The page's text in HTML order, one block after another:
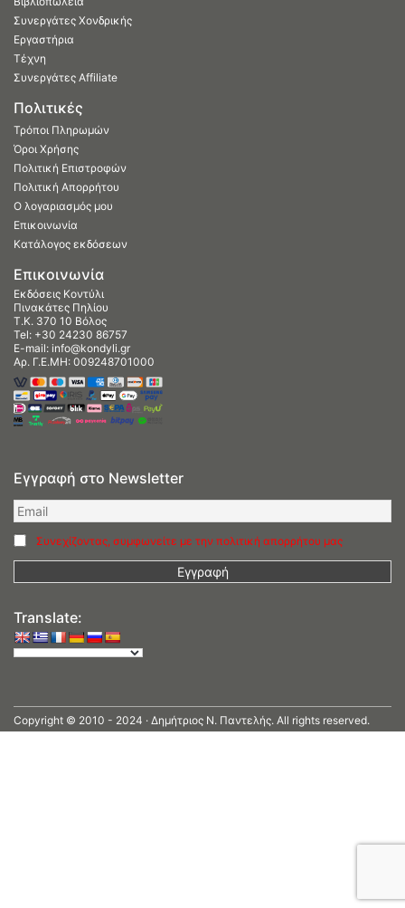
Συνεργάτες Χονδρικής
Εργαστήρια
Τέχνη
Συνεργάτες Affiliate
Πολιτικές
Τρόποι Πληρωμών
Όροι Χρήσης
Πολιτική Επιστροφών
Πολιτική Απορρήτου
Ο λογαριασμός μου
Επικοινωνία
Κατάλογος εκδόσεων
Επικοινωνία
Εκδόσεις Κοντύλι
Πινακάτες Πηλίου
Τ.Κ. 370 10 Βόλος
Tel: +30 24230 86757
E-mail: info@kondyli.gr
Αρ. Γ.Ε.ΜΗ: 009248701000
Εγγραφή στο Newsletter
Συνεχίζοντας, συμφωνείτε με την πολιτική απορρήτου μας
Translate:
Copyright © 2010 - 2024 · Δημήτριος N. Παντελής. All rights reserved.